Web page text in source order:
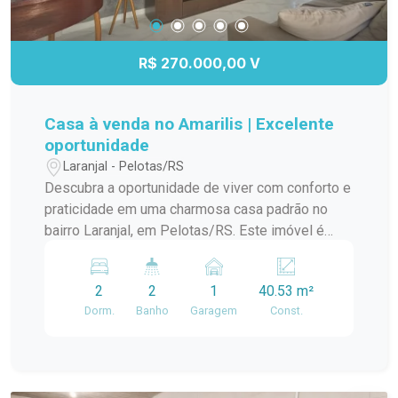
R$ 270.000,00 V
Casa à venda no Amarilis | Excelente
oportunidade
Laranjal - Pelotas/RS
Descubra a oportunidade de viver com conforto e
praticidade em uma charmosa casa padrão no
bairro Laranjal, em Pelotas/RS. Este imóvel é
bem localizado. A casa conta com amplos
ambientes, proporcionando uma ótima circulação
e iluminação natural. A sala de estar é perfeita
2
Dorm.
2
Banho
1
Garagem
40.53 m²
Const.